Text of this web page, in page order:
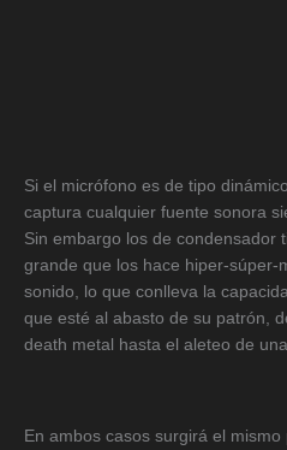
Si el micrófono es de tipo
captura cualquier fuente sonora
Sin embargo los de condensador
grande que los hace hiper-súper-
sonido, lo que conlleva la
que esté al abasto de su patrón,
death metal hasta el aleteo de
En ambos casos surgirá el mismo